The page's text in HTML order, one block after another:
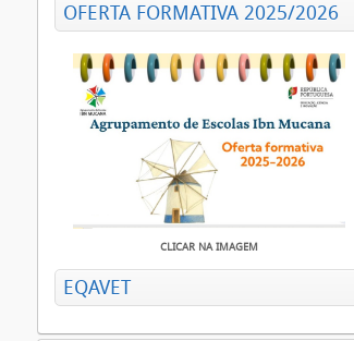
OFERTA FORMATIVA 2025/2026
CLICAR NA IMAGEM
EQAVET